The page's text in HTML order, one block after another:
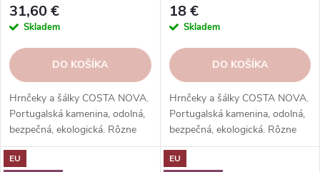
31,60 €
Skladem
DO KOŠÍKA
Hrnčeky a šálky COSTA NOVA.
Portugalská kamenina, odolná,
bezpečná, ekologická. Rôzne
tvary, farby, vzory. Ideálne na
kávu, espresso, cappuccino,
18 €
Skladem
DO KOŠÍKA
Hrnčeky a šálky COSTA NOVA.
Portugalská kamenina, odolná,
bezpečná, ekologická. Rôzne
tvary, farby, vzory. Ideálne na
kávu, espresso, cappuccino,
EU
EU